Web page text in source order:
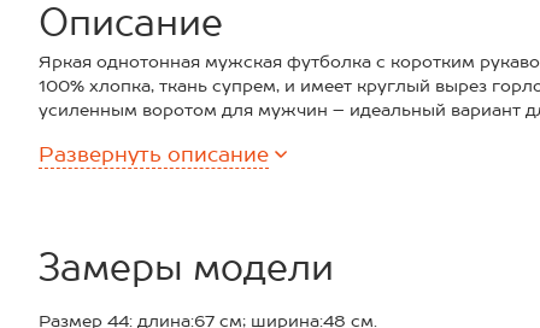
Описание
Яркая однотонная мужская футболка с коротким
100% хлопка, ткань супрем, и имеет круглый вырез
усиленным воротом для мужчин – идеальный вариант
многократных стирок.
фитнеса и для офиса.
Трикотажная изумрудная футболка – отличный вариант
Развернуть описание
Замеры модели
Размер 44: длина:67 см; ширина:48 см.